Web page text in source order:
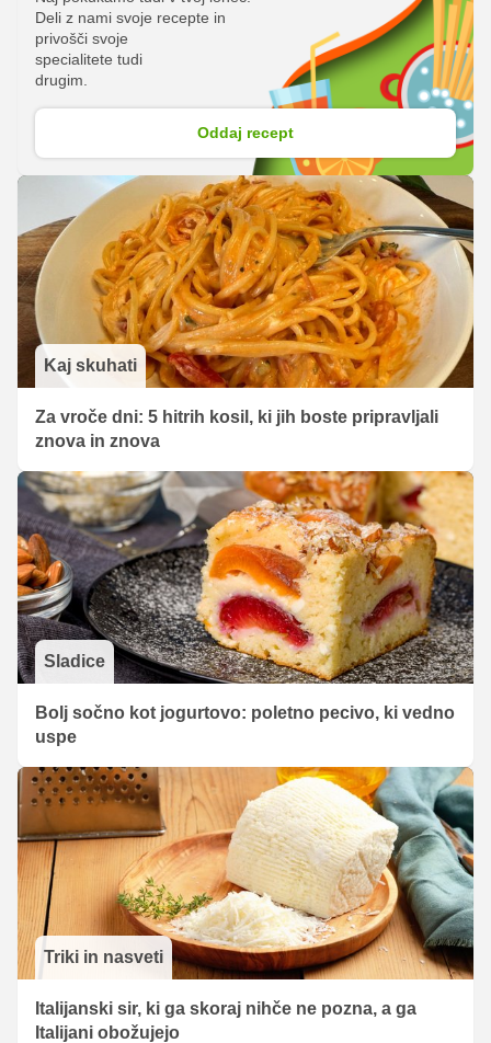
Deli z nami svoje recepte in
privošči svoje
specialitete tudi
drugim.
Oddaj recept
Kaj skuhati
Za vroče dni: 5 hitrih kosil, ki jih boste pripravljali
znova in znova
Sladice
Bolj sočno kot jogurtovo: poletno pecivo, ki vedno
uspe
Triki in nasveti
Italijanski sir, ki ga skoraj nihče ne pozna, a ga
Italijani obožujejo